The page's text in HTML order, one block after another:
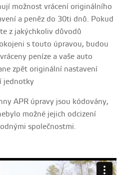
možnost vrácení originálního
a peněz do 30ti dnů. Pokud
z jakýchkoliv důvodů
s touto úpravou, budou
peníze a vaše auto
zpět originální nastavení
jednotky
APR úpravy jsou kódovány,
možné jejich odcizení
společnostmi.
Alabamafrom CGFilmon